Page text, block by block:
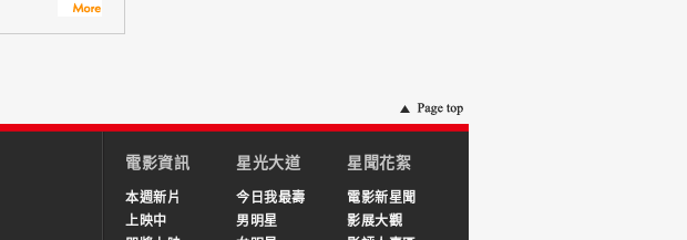
電影資訊
本週新片
上映中
星光大道
今日我最壽
男明星
星聞花絮
電影新星聞
影展大觀